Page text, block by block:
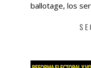
ballotage, los